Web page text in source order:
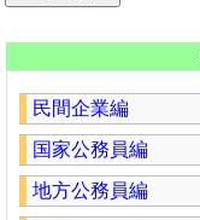
民間企業編
国家公務員編
地方公務員編